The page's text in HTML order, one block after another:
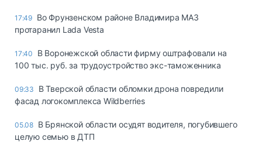
17:49 Во Фрунзенском районе Владимира МАЗ
протаранил Lada Vesta
17:40
В Воронежской области фирму оштрафовали на
100 тыс. руб. за трудоустройство экс-таможенника
09:33
В Тверской области обломки дрона повредили
фасад логокомплекса Wildberries
05.08 В Брянской области осудят водителя, погубившего
целую семью в ДТП